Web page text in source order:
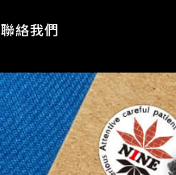
聯絡我們